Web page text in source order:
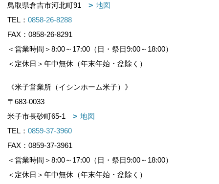
鳥取県倉吉市河北町91
地図
TEL： 0858-26-8288
FAX：0858-26-8291
＜営業時間＞8:00～17:00（日・祭日9:00～18:00）
＜定休日＞年中無休（年末年始・盆除く）
《米子営業所（イシンホーム米子）》
〒683-0033
米子市長砂町65-1
地図
TEL： 0859-37-3960
FAX：0859-37-3961
＜営業時間＞8:00～17:00（日・祭日9:00～18:00）
＜定休日＞年中無休（年末年始・盆除く）